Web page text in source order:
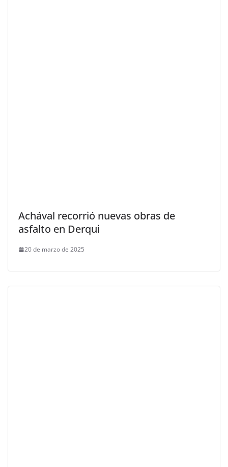
Achával recorrió nuevas obras de
asfalto en Derqui
20 de marzo de 2025